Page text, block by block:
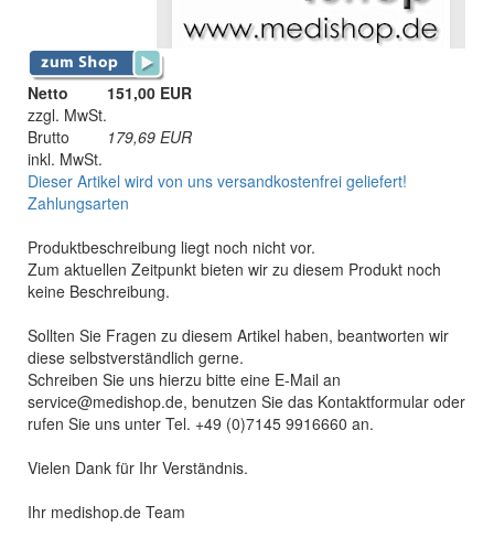
Netto
151,00 EUR
zzgl. MwSt.
Brutto
179,69 EUR
inkl. MwSt.
Dieser Artikel wird von uns versandkostenfrei geliefert!
Zahlungsarten
Produktbeschreibung liegt noch nicht vor.
Zum aktuellen Zeitpunkt bieten wir zu diesem Produkt noch
keine Beschreibung.
Sollten Sie Fragen zu diesem Artikel haben, beantworten wir
diese selbstverständlich gerne.
Schreiben Sie uns hierzu bitte eine E-Mail an
service@medishop.de, benutzen Sie das Kontaktformular oder
rufen Sie uns unter Tel. +49 (0)7145 9916660 an.
Vielen Dank für Ihr Verständnis.
Ihr medishop.de Team